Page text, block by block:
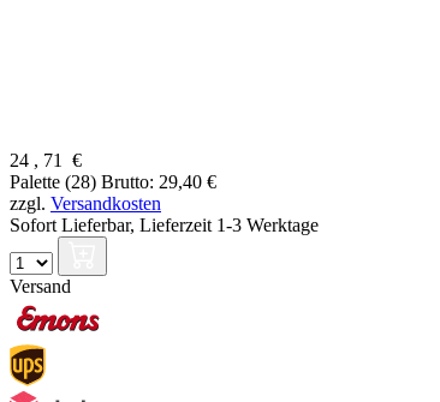
24 , 71
€
Palette (28) Brutto: 29,40 €
zzgl. Versandkosten
Sofort Lieferbar, Lieferzeit 1-3 Werktage
Versand